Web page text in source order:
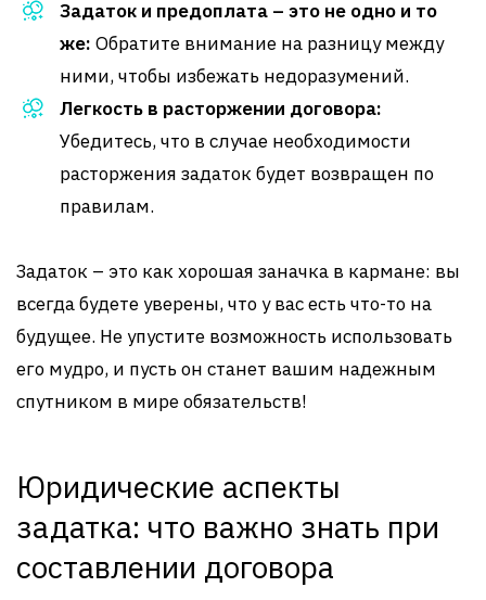
Задаток и предоплата – это не одно и то
же: Обратите внимание на разницу между
ними, чтобы избежать недоразумений.
Легкость в расторжении договора:
Убедитесь, что в случае необходимости
расторжения задаток будет возвращен по
правилам.
Задаток – это как хорошая заначка в кармане: вы
всегда будете уверены, что у вас есть что-то на
будущее. Не упустите возможность использовать
его мудро, и пусть он станет вашим надежным
спутником в мире обязательств!
Юридические аспекты
задатка: что важно знать при
составлении договора